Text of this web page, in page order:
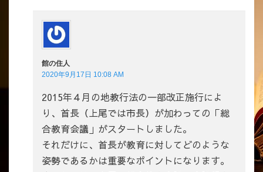
館の住人
2020年9月17日 10:08 AM
2015年４月の地教行法の一部改正施行によ
り、首長（上尾では市長）が加わっての「総
合教育会議」がスタートしました。
それだけに、首長が教育に対してどのような
姿勢であるかは重要なポイントになります。